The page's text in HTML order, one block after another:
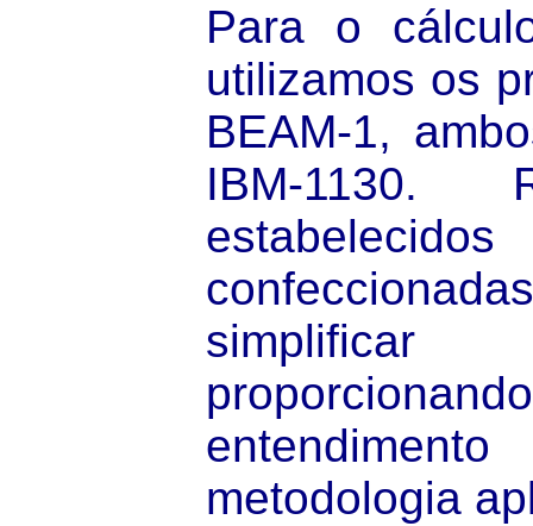
Para o
utilizamos os
BEAM-1,
IBM-1130.
metodologia